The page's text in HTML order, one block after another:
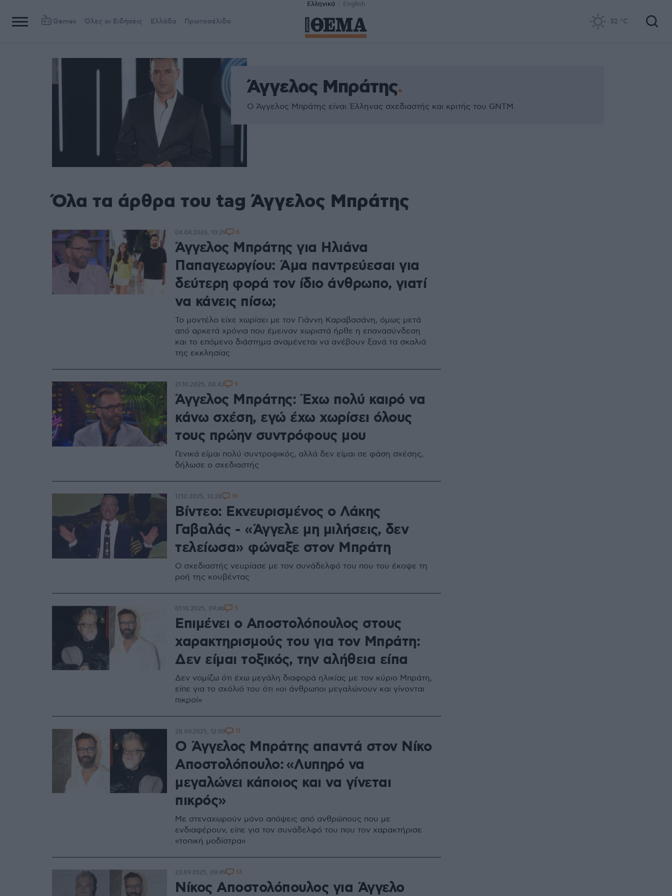
Ελληνικά English
Games Όλες οι Ειδήσεις Ελλάδα Πρωτοσέλιδα 32 °C
Άγγελος Μπράτης
Ο Άγγελος Μπράτης είναι Έλληνας σχεδιαστής και κριτής του GNTM.
Όλα τα άρθρα του tag Άγγελος Μπράτης
Άγγελος Μπράτης για Ηλιάνα
Παπαγεωργίου: Άμα παντρεύεσαι για
δεύτερη φορά τον ίδιο άνθρωπο, γιατί
να κάνεις πίσω;
Το μοντέλο είχε χωρίσει με τον Γιάννη Καραβασάνη, όμως μετά
από αρκετά χρόνια που έμειναν χωριστά ήρθε η επανασύνδεση
και το επόμενο διάστημα αναμένεται να ανέβουν ξανά τα σκαλιά
της εκκλησίας
04.04.2026, 10:29 6
Άγγελος Μπράτης: Έχω πολύ καιρό να
κάνω σχέση, εγώ έχω χωρίσει όλους
τους πρώην συντρόφους μου
Γενικά είμαι πολύ συντροφικός, αλλά δεν είμαι σε φάση σχέσης,
δήλωσε ο σχεδιαστής
21.10.2025, 08:43 9
Βίντεο: Εκνευρισμένος ο Λάκης
Γαβαλάς - «Άγγελε μη μιλήσεις, δεν
τελείωσα» φώναξε στον Μπράτη
Ο σχεδιαστής νευρίασε με τον συνάδελφό του που του έκοψε τη
ροή της κουβέντας
17.10.2025, 13:28 16
Επιμένει ο Αποστολόπουλος στους
χαρακτηρισμούς του για τον Μπράτη:
Δεν είμαι τοξικός, την αλήθεια είπα
Δεν νομίζω ότι έχω μεγάλη διαφορά ηλικίας με τον κύριο Μπράτη,
είπε για το σχόλιό του ότι «οι άνθρωποι μεγαλώνουν και γίνονται
πικροί»
01.10.2025, 09:46 5
Ο Άγγελος Μπράτης απαντά στον Νίκο
Αποστολόπουλο: «Λυπηρό να
μεγαλώνει κάποιος και να γίνεται
πικρός»
Με στεναχωρούν μόνο απόψεις από ανθρώπους που με
ενδιαφέρουν, είπε για τον συνάδελφό του που τον χαρακτήρισε
«τοπική μοδίστρα»
28.09.2025, 12:09 11
Νίκος Αποστολόπουλος για Άγγελο
23.09.2025, 09:49 13